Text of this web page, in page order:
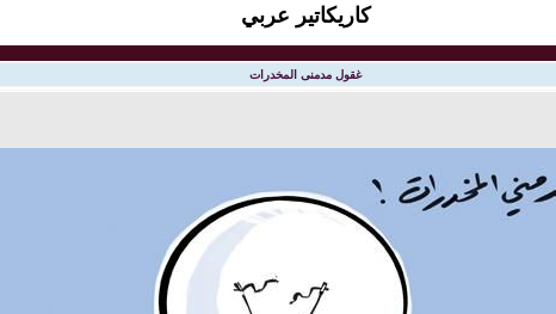
كاريكاتير عربي
غقول مدمنى المخدرات